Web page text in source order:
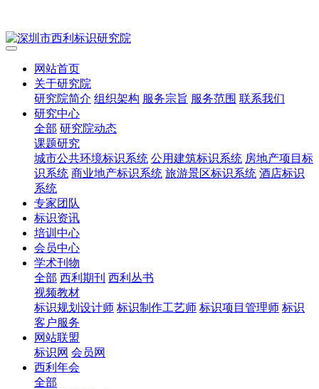
网站首页
关于研究院
研究院简介 组织架构 服务宗旨 服务范围 联系我们
研究中心
全部 研究院动态
课题研究
城市公共环境标识系统 公用建筑标识系统 房地产项目标
识系统 商业地产标识系统 旅游景区标识系统 酒店标识
系统
专家团队
标识资讯
培训中心
会员中心
学术刊物
全部 西利期刊 西利丛书
视频教材
标识规划设计师 标识制作工艺师 标识项目管理师 标识
客户服务
网站联盟
标识网 会员网
西利年会
全部